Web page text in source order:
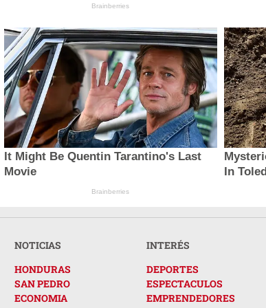
Brainberries
It Might Be Quentin Tarantino's Last
Movie
Brainberries
In
NOTICIAS
HONDURAS
SAN PEDRO
ECONOMIA
INTERÉS
DEPORTES
ESPECTACULOS
EMPRENDEDORES